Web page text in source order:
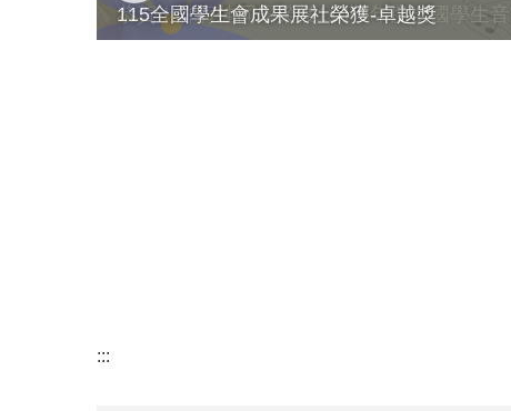
115全國學生會成果展社榮獲-卓越獎
:::